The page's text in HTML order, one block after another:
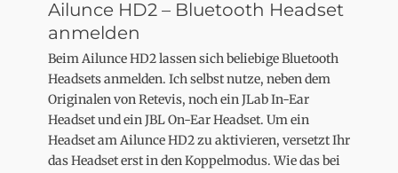
Ailunce HD2 – Bluetooth Headset
anmelden
Beim Ailunce HD2 lassen sich beliebige Bluetooth
Headsets anmelden. Ich selbst nutze, neben dem
Originalen von Retevis, noch ein JLab In-Ear
Headset und ein JBL On-Ear Headset. Um ein
Headset am Ailunce HD2 zu aktivieren, versetzt Ihr
das Headset erst in den Koppelmodus. Wie das bei